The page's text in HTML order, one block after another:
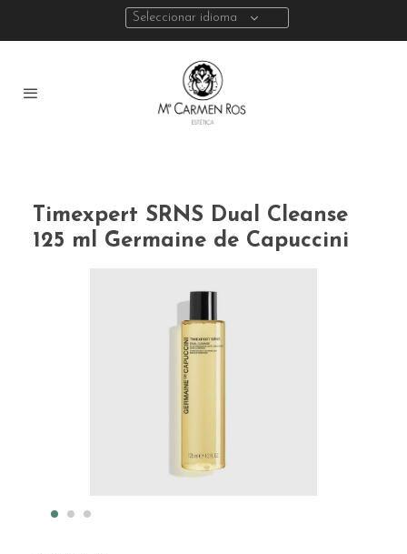
Seleccionar idioma
Timexpert SRNS Dual Cleanse
125 ml Germaine de Capuccini